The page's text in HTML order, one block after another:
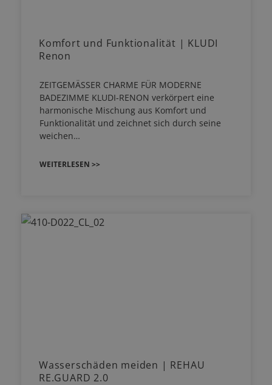
Komfort und Funktionalität | KLUDI
Renon
ZEITGEMÄSSER CHARME FÜR MODERNE
BADEZIMME KLUDI-RENON verkörpert eine
harmonische Mischung aus Komfort und
Funktionalität und zeichnet sich durch seine
weichen…
WEITERLESEN >>
Wasserschäden meiden | REHAU
RE.GUARD 2.0